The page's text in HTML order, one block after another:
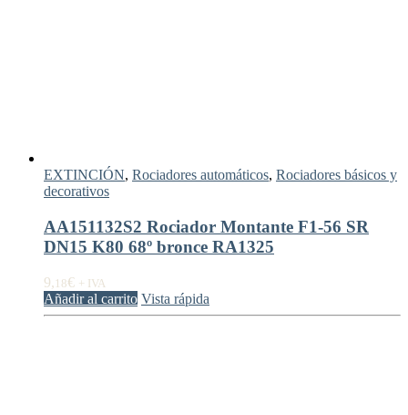
EXTINCIÓN, Rociadores automáticos, Rociadores básicos y
decorativos
AA151132S2 Rociador Montante F1-56 SR
DN15 K80 68º bronce RA1325
9, 18€ + IVA
Añadir al carrito Vista rápida